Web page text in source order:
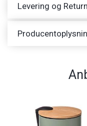
Levering og